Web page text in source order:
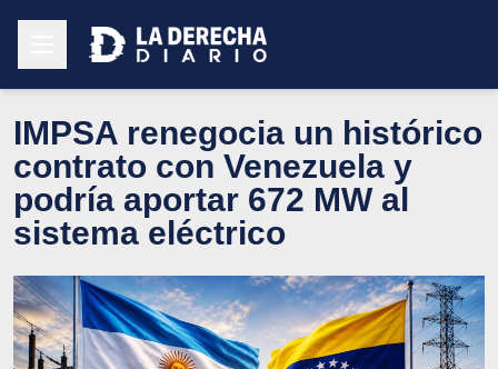
IMPSA renegocia un histórico
contrato con Venezuela y
podría aportar 672 MW al
sistema eléctrico